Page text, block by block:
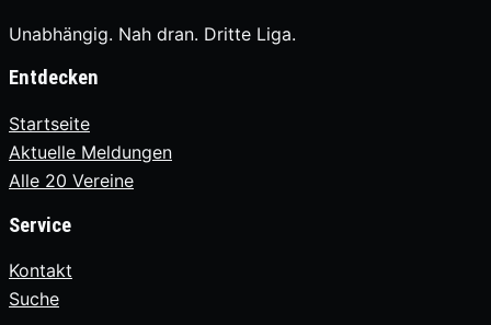
Unabhängig. Nah dran. Dritte Liga.
Entdecken
Startseite
Aktuelle Meldungen
Alle 20 Vereine
Service
Kontakt
Suche